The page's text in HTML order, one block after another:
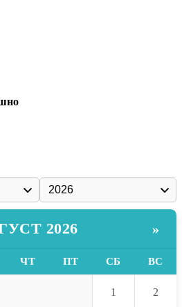
2026 »
ЧТ ПТ СБ ВС
1 2